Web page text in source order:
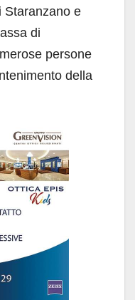
Staranzano e
di
persone
della